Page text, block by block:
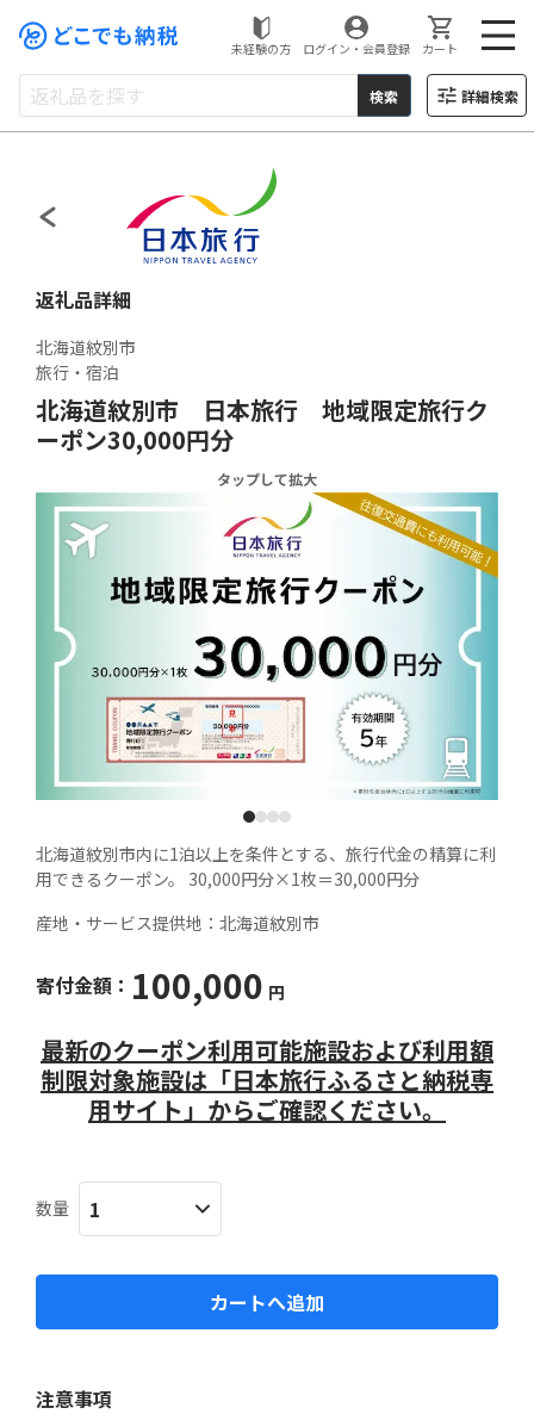
未経験の方 ログイン・会員登録 カート
検索 詳細検索
返礼品詳細
北海道紋別市
旅行・宿泊
北海道紋別市 日本旅行 地域限定旅行ク
ーポン30,000円分
タップして拡大
1 2 3 4
北海道紋別市内に1泊以上を条件とする、旅行代金の精算に利
用できるクーポン。 30,000円分×1枚＝30,000円分
産地・サービス提供地： 北海道紋別市
寄付金額： 100,000 円
最新のクーポン利用可能施設および利用額
制限対象施設は「日本旅行ふるさと納税専
用サイト」からご確認ください。
数量
カートへ追加
注意事項